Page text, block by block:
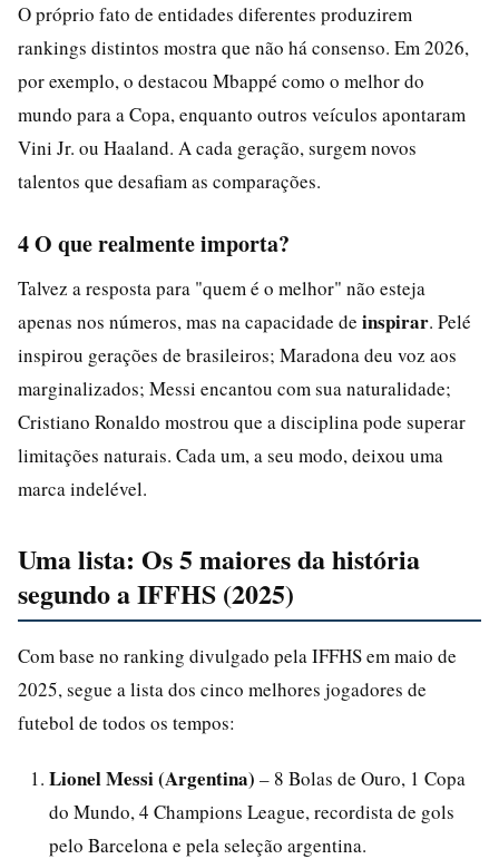
O próprio fato de entidades diferentes produzirem
rankings distintos mostra que não há consenso. Em 2026,
por exemplo, o destacou Mbappé como o melhor do
mundo para a Copa, enquanto outros veículos apontaram
Vini Jr. ou Haaland. A cada geração, surgem novos
talentos que desafiam as comparações.
4 O que realmente importa?
Talvez a resposta para "quem é o melhor" não esteja
apenas nos números, mas na capacidade de inspirar. Pelé
inspirou gerações de brasileiros; Maradona deu voz aos
marginalizados; Messi encantou com sua naturalidade;
Cristiano Ronaldo mostrou que a disciplina pode superar
limitações naturais. Cada um, a seu modo, deixou uma
marca indelével.
Uma lista: Os 5 maiores da história
segundo a IFFHS (2025)
Com base no ranking divulgado pela IFFHS em maio de
2025, segue a lista dos cinco melhores jogadores de
futebol de todos os tempos:
Lionel Messi (Argentina) – 8 Bolas de Ouro, 1 Copa
do Mundo, 4 Champions League, recordista de gols
pelo Barcelona e pela seleção argentina.